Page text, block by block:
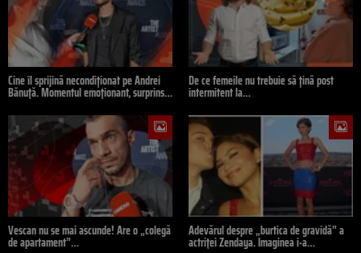
Cine îl sprijină necondiționat pe Andrei
Bănuță. Momentul emoționant, surprins…
De ce femeile nu trebuie să țină post
intermitent la…
Vescan nu se mai ascunde! Are o „colegă
de apartament”…
Adevărul despre „burtica de gravidă” a
actriței Zendaya. Imaginea i-a…